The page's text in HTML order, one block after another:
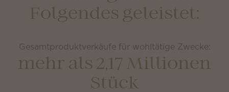
Folgendes geleistet:
Gesamtproduktverkäufe für wohltätige Zwecke:
mehr als 2,17 Millionen
Stück